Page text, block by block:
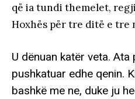
që ia tundi themelet,
Hoxhës për tre ditë e tre
U dënuan katër veta.
pushkatuar edhe qenin.
bashkë me ne, duke ju